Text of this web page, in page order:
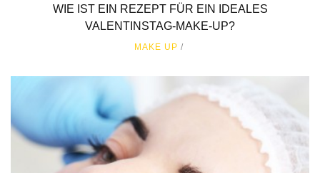
WIE IST EIN REZEPT FÜR EIN IDEALES
VALENTINSTAG-MAKE-UP?
MAKE UP